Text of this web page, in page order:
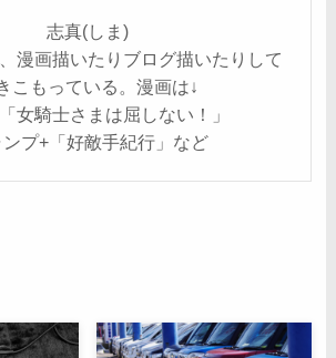
志真(しま)
漫画描いたりブログ描いたりして
こもっている。漫画は↓
女騎士さまは屈しない！」
ンプ+「好敵手紀行」など